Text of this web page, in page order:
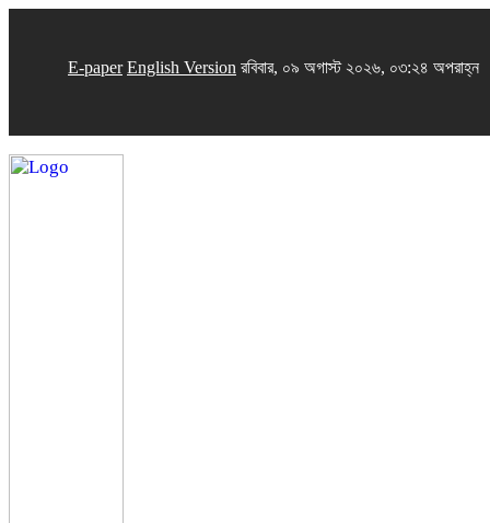
E-paper English Version রবিবার, ০৯ অগাস্ট ২০২৬, ০৩:২৪ অপরাহ্ন